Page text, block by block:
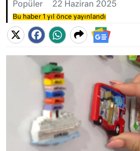
Popüler 22 Haziran 2025
Bu haber 1 yıl önce yayınlandı